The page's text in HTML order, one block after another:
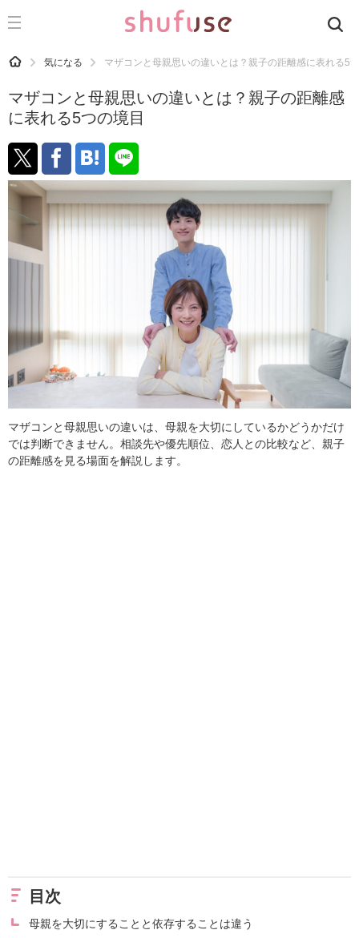
CATEGORY 記事カテゴリ
運気
洗濯
生活の知恵
お金
掃除
マナー
おすすめ
HOME 気になる マザコンと母親思いの違いとは？親子の距離感に表れる5
マザコンと母親思いの違いとは？親子の距離感
に表れる5つの境目
マザコンと母親思いの違いは、母親を大切にしているかどうかだけ
では判断できません。相談先や優先順位、恋人との比較など、親子
の距離感を見る場面を解説します。
目次
母親を大切にすることと依存することは違う